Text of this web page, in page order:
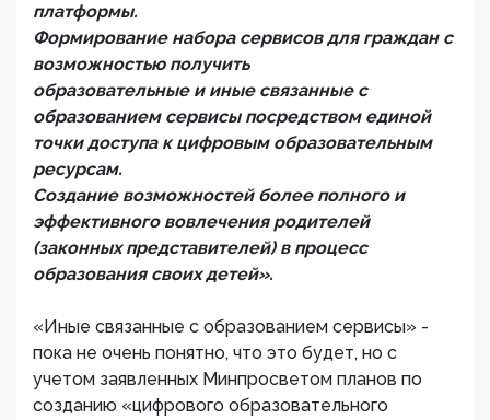
платформы.
Формирование набора сервисов для граждан с
возможностью получить
образовательные и иные связанные с
образованием сервисы посредством единой
точки доступа к цифровым образовательным
ресурсам.
Создание возможностей более полного и
эффективного вовлечения родителей
(законных представителей) в процесс
образования своих детей».
«Иные связанные с образованием сервисы» -
пока не очень понятно, что это будет, но с
учетом заявленных Минпросветом планов по
созданию «цифрового образовательного